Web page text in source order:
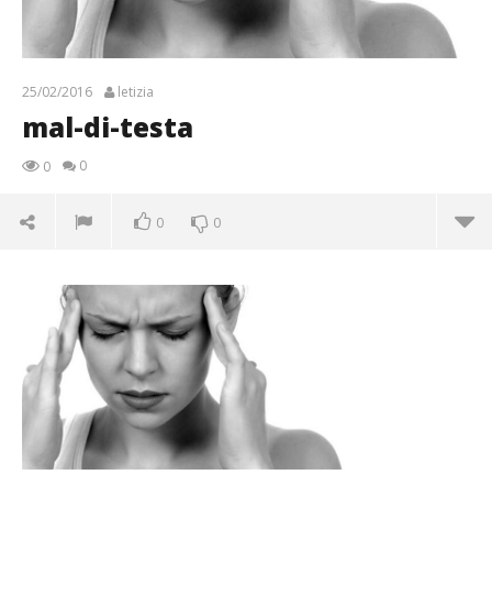
25/02/2016 letizia
mal-di-testa
0 0
0 0
25/02/2016
letizia